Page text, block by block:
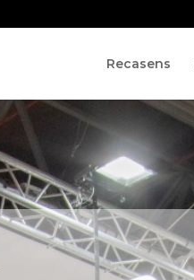
Recasens